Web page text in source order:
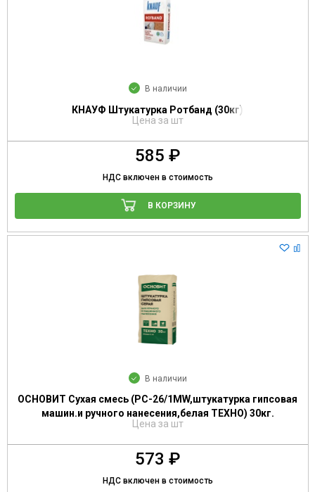
В наличии
КНАУФ Штукатурка Ротбанд (30кг)
Цена за шт
585 ₽
НДС включен в стоимость
В КОРЗИНУ
В наличии
ОСНОВИТ Сухая смесь (РС-26/1МW,штукатурка гипсовая
машин.и ручного нанесения,белая ТЕХНО) 30кг.
Цена за шт
573 ₽
НДС включен в стоимость